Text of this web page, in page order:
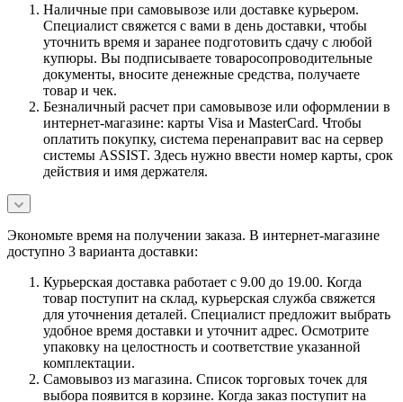
Наличные при самовывозе или доставке курьером.
Специалист свяжется с вами в день доставки, чтобы
уточнить время и заранее подготовить сдачу с любой
купюры. Вы подписываете товаросопроводительные
документы, вносите денежные средства, получаете
товар и чек.
Безналичный расчет при самовывозе или оформлении в
интернет-магазине: карты Visa и MasterCard. Чтобы
оплатить покупку, система перенаправит вас на сервер
системы ASSIST. Здесь нужно ввести номер карты, срок
действия и имя держателя.
Экономьте время на получении заказа. В интернет-магазине
доступно 3 варианта доставки:
Курьерская доставка работает с 9.00 до 19.00. Когда
товар поступит на склад, курьерская служба свяжется
для уточнения деталей. Специалист предложит выбрать
удобное время доставки и уточнит адрес. Осмотрите
упаковку на целостность и соответствие указанной
комплектации.
Самовывоз из магазина. Список торговых точек для
выбора появится в корзине. Когда заказ поступит на